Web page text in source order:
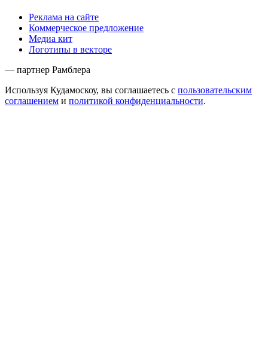
Реклама на сайте
Коммерческое предложение
Медиа кит
Логотипы в векторе
— партнер Рамблера
Используя Кудамоскоу, вы соглашаетесь с пользовательским
соглашением и политикой конфиденциальности.